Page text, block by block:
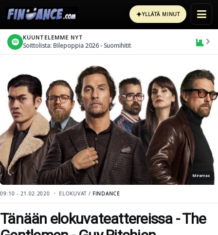
✦YLLÄTÄ MINUT
KUUNTELEMME NYT
Soittolista: Bilepoppia 2026 - Suomihitit
Miramax
09:10 - 21.02.2020 ELOKUVAT / FINDANCE
Tänään elokuvateattereissa - The